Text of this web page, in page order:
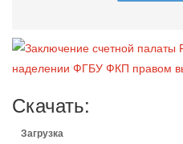
Скачать:
Загрузка